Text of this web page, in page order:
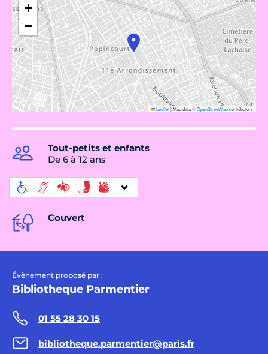
+
−
Leaflet|Map data ©OpenStreetMapcontributors
Tout-petits et enfants
De 6 à 12 ans
Couvert
Évènement proposé par :
Bibliotheque Parmentier
01 55 28 30 15
bibliotheque.parmentier@paris.fr